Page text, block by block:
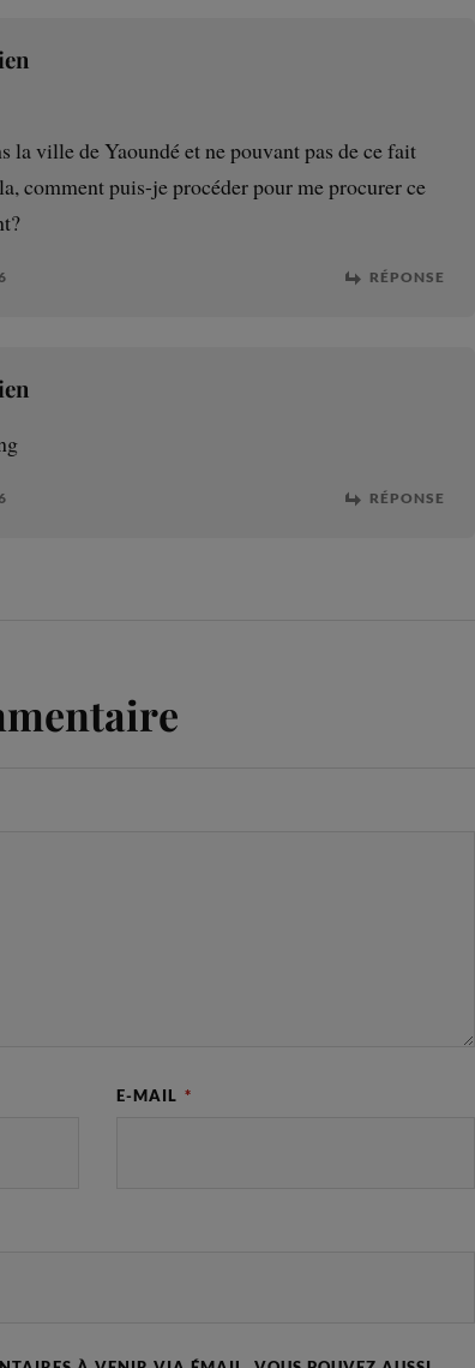
la ville de Yaoundé et ne pouvant pas de ce fait
comment puis-je procéder pour me procurer ce
RÉPONSE
RÉPONSE
E-MAIL *